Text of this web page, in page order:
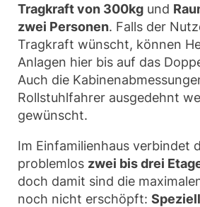
Tragkraft von 300kg und
zwei Personen. Falls der
Tragkraft wünscht, können
Anlagen hier bis auf das
Auch die
Rollstuhlfahrer ausgedehnt
gewünscht.
Im Einfamilienhaus verbindet
problemlos zwei bis drei
doch damit sind die
noch nicht erschöpft: